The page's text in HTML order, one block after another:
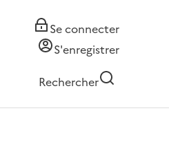
Se connecter
S'enregistrer
Rechercher